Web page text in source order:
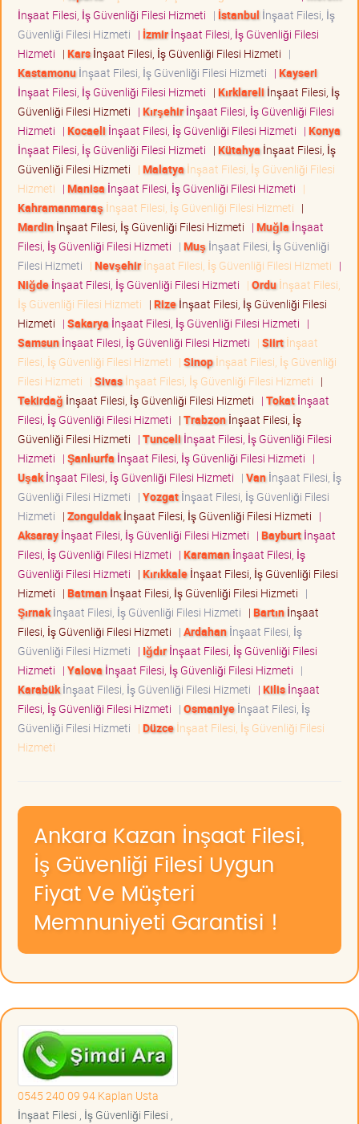
İnşaat Filesi, İş Güvenliği Filesi Hizmeti | İstanbul İnşaat Filesi, İş
Güvenliği Filesi Hizmeti | İzmirİnşaat Filesi, İş Güvenliği Filesi
Hizmeti | Karsİnşaat Filesi, İş Güvenliği Filesi Hizmeti |
Kastamonuİnşaat Filesi, İş Güvenliği Filesi Hizmeti | Kayseri
İnşaat Filesi, İş Güvenliği Filesi Hizmeti | Kırklareli İnşaat Filesi, İş
Güvenliği Filesi Hizmeti | Kırşehirİnşaat Filesi, İş Güvenliği Filesi
Hizmeti | Kocaeli İnşaat Filesi, İş Güvenliği Filesi Hizmeti | Konya
İnşaat Filesi, İş Güvenliği Filesi Hizmeti | Kütahya İnşaat Filesi, İş
Güvenliği Filesi Hizmeti | Malatya İnşaat Filesi, İş Güvenliği Filesi
Hizmeti | Manisa İnşaat Filesi, İş Güvenliği Filesi Hizmeti |
Kahramanmaraş İnşaat Filesi, İş Güvenliği Filesi Hizmeti |
Mardinİnşaat Filesi, İş Güvenliği Filesi Hizmeti | Muğla İnşaat
Filesi, İş Güvenliği Filesi Hizmeti | Muş İnşaat Filesi, İş Güvenliği
Filesi Hizmeti | Nevşehirİnşaat Filesi, İş Güvenliği Filesi Hizmeti |
Niğdeİnşaat Filesi, İş Güvenliği Filesi Hizmeti | Orduİnşaat Filesi,
İş Güvenliği Filesi Hizmeti | Rizeİnşaat Filesi, İş Güvenliği Filesi
Hizmeti | Sakarya İnşaat Filesi, İş Güvenliği Filesi Hizmeti |
Samsunİnşaat Filesi, İş Güvenliği Filesi Hizmeti | Siirtİnşaat
Filesi, İş Güvenliği Filesi Hizmeti | Sinopİnşaat Filesi, İş Güvenliği
Filesi Hizmeti | Sivasİnşaat Filesi, İş Güvenliği Filesi Hizmeti |
Tekirdağ İnşaat Filesi, İş Güvenliği Filesi Hizmeti | Tokatİnşaat
Filesi, İş Güvenliği Filesi Hizmeti | Trabzonİnşaat Filesi, İş
Güvenliği Filesi Hizmeti | Tunceli İnşaat Filesi, İş Güvenliği Filesi
Hizmeti | Şanlıurfa İnşaat Filesi, İş Güvenliği Filesi Hizmeti |
Uşakİnşaat Filesi, İş Güvenliği Filesi Hizmeti | Vanİnşaat Filesi, İş
Güvenliği Filesi Hizmeti | Yozgatİnşaat Filesi, İş Güvenliği Filesi
Hizmeti | Zonguldakİnşaat Filesi, İş Güvenliği Filesi Hizmeti |
Aksarayİnşaat Filesi, İş Güvenliği Filesi Hizmeti | Bayburtİnşaat
Filesi, İş Güvenliği Filesi Hizmeti | Karamanİnşaat Filesi, İş
Güvenliği Filesi Hizmeti | Kırıkkaleİnşaat Filesi, İş Güvenliği Filesi
Hizmeti | Batmanİnşaat Filesi, İş Güvenliği Filesi Hizmeti |
Şırnakİnşaat Filesi, İş Güvenliği Filesi Hizmeti | Bartınİnşaat
Filesi, İş Güvenliği Filesi Hizmeti | Ardahanİnşaat Filesi, İş
Güvenliği Filesi Hizmeti | Iğdırİnşaat Filesi, İş Güvenliği Filesi
Hizmeti | Yalova İnşaat Filesi, İş Güvenliği Filesi Hizmeti |
Karabükİnşaat Filesi, İş Güvenliği Filesi Hizmeti | Kilisİnşaat
Filesi, İş Güvenliği Filesi Hizmeti | Osmaniyeİnşaat Filesi, İş
Güvenliği Filesi Hizmeti | Düzceİnşaat Filesi, İş Güvenliği Filesi
Hizmeti
Ankara Kazan İnşaat Filesi,
İş Güvenliği Filesi Uygun
Fiyat Ve Müşteri
Memnuniyeti Garantisi !
0545 240 09 94 Kaplan Usta
İnşaat Filesi , İş Güvenliği Filesi ,